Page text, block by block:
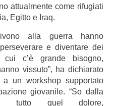
attualmente come rifugiati
Egitto e Iraq.
alla guerra hanno
e diventare dei
c’è grande bisogno,
vissuto”, ha dichiarato
un workshop supportato
giovanile. “So dalla
tutto quel dolore,